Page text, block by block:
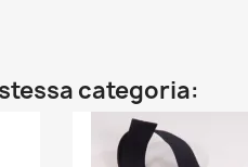
categoria: